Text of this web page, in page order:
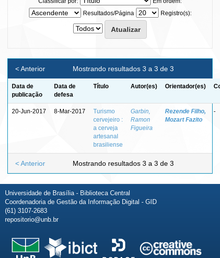
Resultados/Página
Registro(s):
Mostrando resultados 3 a 3 de 3
< Anterior
Data de
publicação
Data de
defesa
Título Autor(es) Orientador(es)
20-Jun-2017 8-Mar-2017
Turismo
cervejeiro :
a cerveja
artesanal
brasiliense
Garbin,
Ramon
Figueira
Rezende Filho,
Mozart Fazito
-
Mostrando resultados 3 a 3 de 3
< Anterior
Universidade de Brasília - Biblioteca Central
Coordenadoria de Gestão da Informação Digital - GID
(61) 3107-2683
repositorio@unb.br